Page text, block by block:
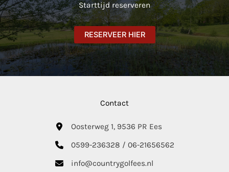
Starttijd reserveren
RESERVEER HIER
Contact
Oosterweg 1, 9536 PR Ees
0599-236328 / 06-21656562
info@countrygolfees.nl